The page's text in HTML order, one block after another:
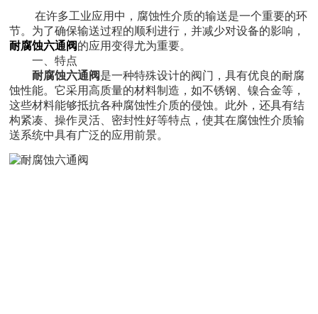
在许多工业应用中，腐蚀性介质的输送是一个重要的环
节。为了确保输送过程的顺利进行，并减少对设备的影响，
耐腐蚀六通阀的应用变得尤为重要。
一、特点
耐腐蚀六通阀是一种特殊设计的阀门，具有优良的耐腐
蚀性能。它采用高质量的材料制造，如不锈钢、镍合金等，
这些材料能够抵抗各种腐蚀性介质的侵蚀。此外，还具有结
构紧凑、操作灵活、密封性好等特点，使其在腐蚀性介质输
送系统中具有广泛的应用前景。